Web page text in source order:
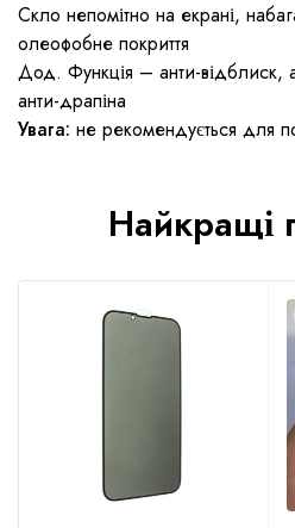
Скло непомітно на екрані,
олеофобне покриття
Дод. Функція – анти-відблиск,
анти-драпіна
Увага: не рекомендується для
Найкращі